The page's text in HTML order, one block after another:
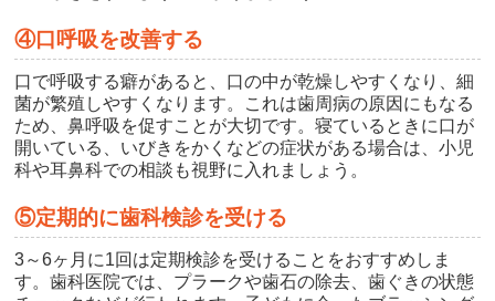
④口呼吸を改善する
口で呼吸する癖があると、口の中が乾燥しやすくなり、細
菌が繁殖しやすくなります。これは歯周病の原因にもなる
ため、鼻呼吸を促すことが大切です。寝ているときに口が
開いている、いびきをかくなどの症状がある場合は、小児
科や耳鼻科での相談も視野に入れましょう。
⑤定期的に歯科検診を受ける
3～6ヶ月に1回は定期検診を受けることをおすすめしま
す。歯科医院では、プラークや歯石の除去、歯ぐきの状態